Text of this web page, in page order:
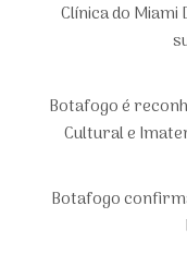
Clínica do Miami
Botafogo é
Cultural e
Botafogo